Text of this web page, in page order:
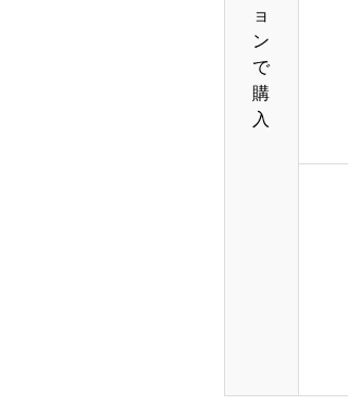
ョ
ン
で
購
入